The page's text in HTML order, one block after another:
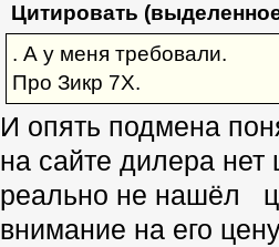
Цитировать
. А у меня требовали.
Про Зикр 7Х.
И опять подмена
на сайте дилера
реально не нашёл
внимание на его